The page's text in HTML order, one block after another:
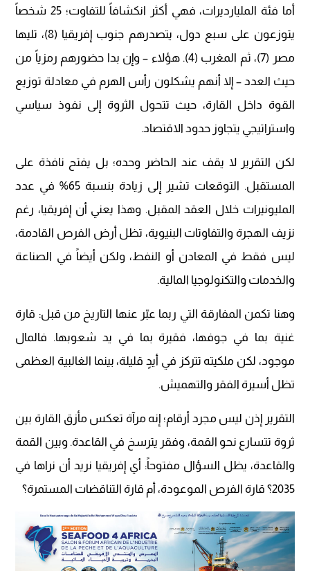
أما فئة المليارديرات، فهي أكثر انكشافاً للتفاوت؛ 25 شخصاً
يتوزعون على سبع دول، يتصدرهم جنوب إفريقيا (8)، تليها
مصر (7)، ثم المغرب (4). هؤلاء – وإن بدا حضورهم رمزياً من
حيث العدد – إلا أنهم يشكلون رأس الهرم في معادلة توزيع
القوة داخل القارة، حيث تتحول الثروة إلى نفوذ سياسي
واستراتيجي يتجاوز حدود الاقتصاد.
لكن التقرير لا يقف عند الحاضر وحده؛ بل يفتح نافذة على
المستقبل. التوقعات تشير إلى زيادة بنسبة 65% في عدد
المليونيرات خلال العقد المقبل. وهذا يعني أن إفريقيا، رغم
نزيف الهجرة والتفاوتات البنيوية، تظل أرض الفرص القادمة،
ليس فقط في المعادن أو النفط، ولكن أيضاً في الصناعة
والخدمات والتكنولوجيا المالية.
وهنا تكمن المفارقة التي ربما عبّر عنها التاريخ من قبل: قارة
غنية بما في جوفها، فقيرة بما في يد شعوبها. فالمال
موجود، لكن ملكيته تتركز في أيدٍ قليلة، بينما الغالبية العظمى
تظل أسيرة الفقر والتهميش.
التقرير إذن ليس مجرد أرقام؛ إنه مرآة تعكس مأزق القارة بين
ثروة تتسارع نحو القمة، وفقر يترسخ في القاعدة. وبين القمة
والقاعدة، يظل السؤال مفتوحاً: أي إفريقيا نريد أن نراها في
2035؟ قارة الفرص الموعودة، أم قارة التناقضات المستمرة؟